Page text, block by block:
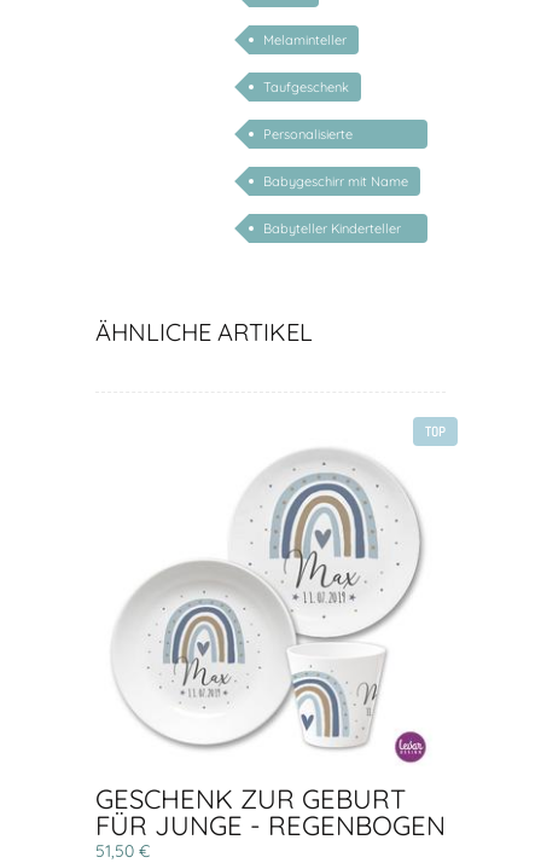
Melaminteller
Taufgeschenk
Personalisierte
Weihnachtsgeschenke
Kind
Babygeschirr mit Name
Babyteller Kinderteller
ÄHNLICHE ARTIKEL
TOP
GESCHENK ZUR GEBURT
FÜR JUNGE - REGENBOGEN
51,50 €